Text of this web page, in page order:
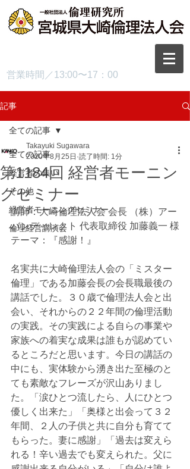
営業時間／13:00〜17：00
記事
全ての記事
経営者の集い
その他
経営者モーニングセミナー
倫理経営講演会
全ての記事
第1184回 経営者モーニン
グセミナー
Takayuki Sugawara
2020年8月25日 読了時間: 1分
講師：大崎倫理法人会 会長 （株）アー
バンディレクト 代表取締役 加藤義一 様
テーマ：『感謝！』
名実共に大崎倫理法人会の「ミスター
倫理」である加藤会長の会長職最後の
講話でした。３０歳で倫理法人会と出
会い、それからの２２年間の倫理活動
の実践。その実践による自らの事業や
家族への着実な成果は誰もが認めてい
るところだと思います。今日の講話の
中にも、実体験から湧き出た至極のと
ても素敵なフレーズが沢山ありまし
た。「涙ひとつ流したら、人にひとつ
優しく出来た」「奥様と出会って３２
年間、２人の子供と共に自分も育てて
もらった。妻に感謝」「過去は変えら
れる！辛い過去でも変えられた。父に